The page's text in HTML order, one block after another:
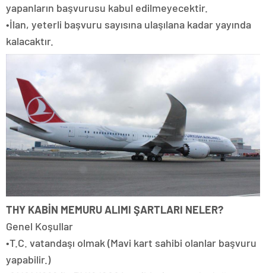
yapanların başvurusu kabul edilmeyecektir.
•İlan, yeterli başvuru sayısına ulaşılana kadar yayında
kalacaktır.
THY KABİN MEMURU ALIMI ŞARTLARI NELER?
Genel Koşullar
•T.C. vatandaşı olmak (Mavi kart sahibi olanlar başvuru
yapabilir.)